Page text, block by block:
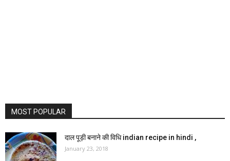
MOST POPULAR
दाल पूड़ी बनाने की विधि indian recipe in hindi ,
January 23, 2018